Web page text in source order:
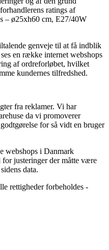
ratings af
– ø25xh60 cm, E27/40W
genveje til at få indblik
en række internet webshops
af ordreforløbet, hvilket
kundernes tilfredshed.
fra reklamer. Vi har
da vi promoverer
for så vidt en bruger
webshops i Danmark
justeringer der måtte være
data.
rettigheder forbeholdes -